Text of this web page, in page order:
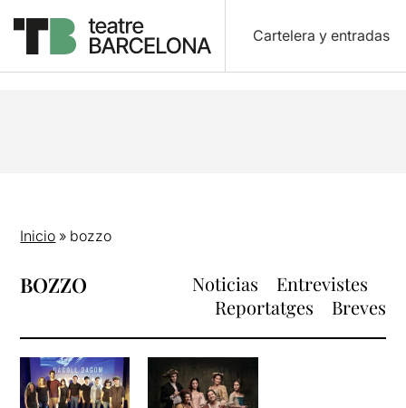
Cartelera y entradas
Inicio » bozzo
BOZZO Noticias
Entrevistes
Reportatges
Breves